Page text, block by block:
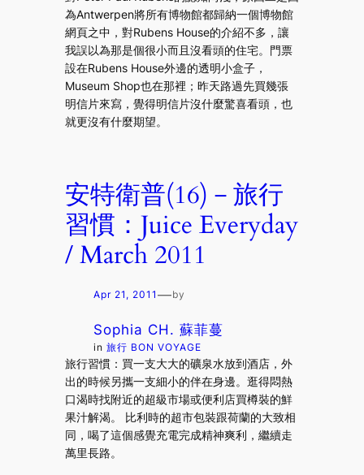
為Antwerpen將所有博物館都歸納一個博物館
網頁之中，對Rubens House的介紹不多，讓
我誤以為那是個很小而且沒看頭的住宅。門票
設在Rubens House外邊的透明小盒子，
Museum Shop也在那裡；昨天路過先買幾張
明信片來寫，覺得明信片沒什麼驚喜看頭，也
就更沒有什麼期望。
安特衛普(16)－旅行
習慣：Juice Everyday
/ March 2011
Apr 21, 2011—by
Sophia CH. 蘇菲蔓
in旅行 BON VOYAGE
旅行習慣：買一支大大的礦泉水放到酒店，外
出的時候另攜一支細小的伴在身邊。逛得悶熱
口渴時找附近的超級市場或便利店買樽裝的鮮
果汁解渴。 比利時的超市包裝跟荷蘭的大致相
同，喝了這個感覺充電完成精神爽利，繼續走
萬里長路。